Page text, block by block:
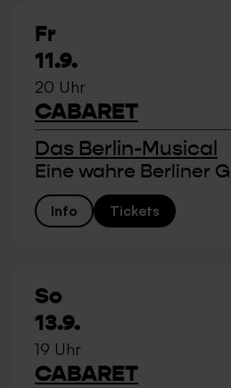
Fr
11.9.
20 Uhr
CABARET
Das Berlin-Musical
Eine wahre Berliner
Info Tickets
So
13.9.
19 Uhr
CABARET